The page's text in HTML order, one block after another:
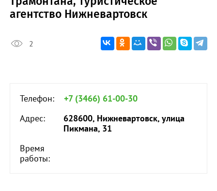
агентство Нижневартовск
2
Телефон:
+7 (3466) 61-00-30
Адрес:
628600, Нижневартовск, улица
Пикмана, 31
Время
работы: